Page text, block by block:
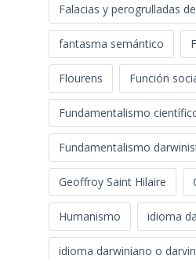
Falacias y perogrulladas
fantasma semántico
Flourens Función
Fundamentalismo
Fundamentalismo
Geoffroy Saint Hilaire
Humanismo idioma
idioma darwiniano o